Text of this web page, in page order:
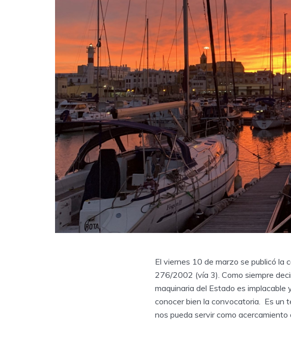
El viernes 10 de marzo se publicó la
276/2002 (vía 3). Como siempre
maquinaria del Estado es implacable
conocer bien la convocatoria. Es un
nos pueda servir como acercamiento